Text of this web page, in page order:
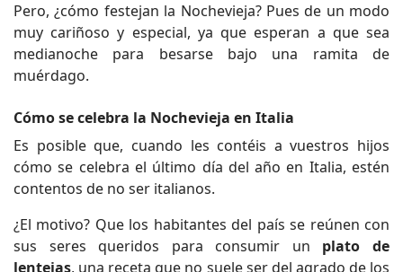
Pero, ¿cómo festejan la Nochevieja? Pues de un modo
muy cariñoso y especial, ya que esperan a que sea
medianoche para besarse bajo una ramita de
muérdago.
Cómo se celebra la Nochevieja en Italia
Es posible que, cuando les contéis a vuestros hijos
cómo se celebra el último día del año en Italia, estén
contentos de no ser italianos.
¿El motivo? Que los habitantes del país se reúnen con
sus seres queridos para consumir un plato de
lentejas, una receta que no suele ser del agrado de los